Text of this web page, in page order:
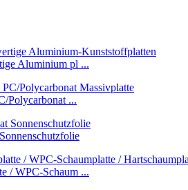
Aluminium pl ...
Polycarbonat ...
/ WPC-Schaum ...